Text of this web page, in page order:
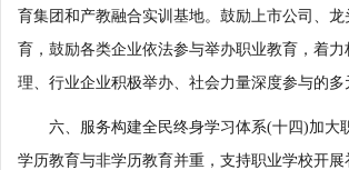
育集团和产教融合实训基地。鼓励上市公司、
育，鼓励各类企业依法参与举办职业教育，着力
理、行业企业积极举办、社会力量深度参与的多
六、服务构建全民终身学习体系(十四)加大
学历教育与非学历教育并重，支持职业学校开